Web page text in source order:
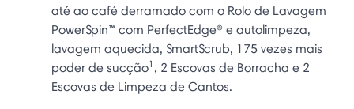
até ao café derramado com o Rolo de Lavagem
PowerSpin™ com PerfectEdge® e autolimpeza,
lavagem aquecida, SmartScrub, 175 vezes mais
poder de sucção1 , 2 Escovas de Borracha e 2
Escovas de Limpeza de Cantos.